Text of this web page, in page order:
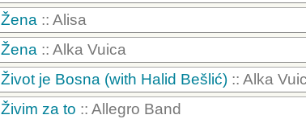
Žena :: Alisa
Žena :: Alka Vuica
Život je Bosna (with Halid Bešlić) :: Alka
Živim za to :: Allegro Band